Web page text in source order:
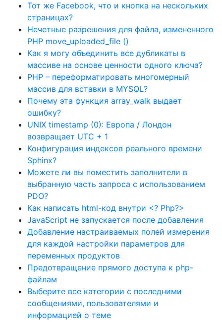
Тот же Facebook, что и кнопка на нескольких
страницах?
Нечетные разрешения для файла, измененного
PHP move_uploaded_file ()
Как я могу объединить все дубликаты в
массиве на основе ценности одного ключа?
PHP – переформатировать многомерный
массив для вставки в MYSQL?
Почему эта функция array_walk выдает
ошибку?
UNIX timestamp (0): Европа / Лондон
возвращает UTC + 1
Конфигурация индексов реального времени
Sphinx?
Можете ли вы поместить заполнители в
выбранную часть запроса с использованием
PDO?
Как написать html-код внутри <? Php?>
JavaScript не запускается после добавления
Добавление настраиваемых полей измерения
для каждой настройки параметров для
переменных продуктов
Предотвращение прямого доступа к php-
файлам
Выберите все категории с последними
сообщениями, пользователями и
информацией о теме